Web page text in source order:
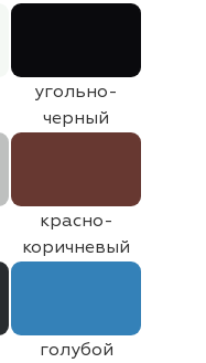
угольно-
черный
красно-
коричневый
голубой